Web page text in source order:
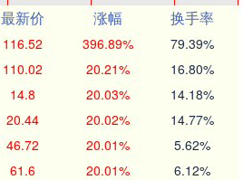
最新价 涨幅
换手率
116.52 396.89% 79.39%
110.02 20.21% 16.80%
14.8 20.03% 14.18%
20.44 20.02% 14.77%
46.72 20.01% 5.62%
61.6 20.01% 6.12%